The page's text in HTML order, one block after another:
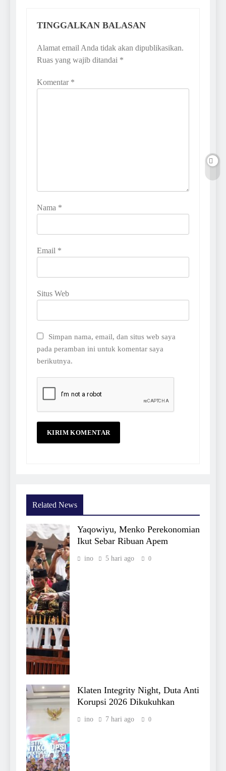
TINGGALKAN BALASAN
Alamat email Anda tidak akan dipublikasikan.
Ruas yang wajib ditandai *
Komentar *
Nama *
Email *
Situs Web
Simpan nama, email, dan situs web saya
pada peramban ini untuk komentar saya
berikutnya.
Related News
Yaqowiyu, Menko Perekonomian
Ikut Sebar Ribuan Apem
ino 5 hari ago 0
Klaten Integrity Night, Duta Anti
Korupsi 2026 Dikukuhkan
ino 7 hari ago 0